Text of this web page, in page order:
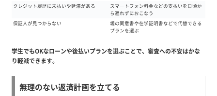
クレジット履歴に未払いや延滞がある
スマートフォン料金などの支払いを日頃か
ら遅れずにおこなう
保証人が見つからない
親の同意書や在学証明書などで代替できる
プランを選ぶ
学生でもOKなローンや後払いプランを選ぶことで、審査への不安はかな
り軽減できます。
無理のない返済計画を立てる